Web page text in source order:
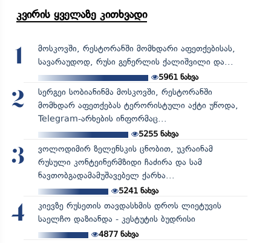
კვირის ყველაზე კითხვადი
1
მოსკოვში, რესტორანში მომხდარი აფეთქებისას,
სავარაუდოდ, რუსი გენერლის ქალიშვილი და...
5961 ნახვა
2
სერგეი სობიანინმა მოსკოვში, რესტორანში
მომხდარ აფეთქებას ტერორისტული აქტი უწოდა,
Telegram-არხების ინფორმაც...
5255ნახვა
3
ვოლოდიმირ ზელენსკის ცნობით, უკრაინამ
რუსული კონტეინერმზიდი ჩაძირა და სამ
ნავთობგადამამუშავებელ ქარხა...
5241ნახვა
4
კიევზე რუსეთის თავდასხმის დროს ლიეტუვის
საელჩო დაზიანდა - კესტუტის ბუდრისი
4877ნახვა